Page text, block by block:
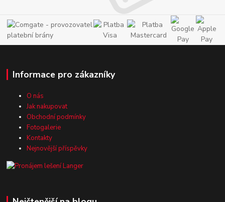
Informace pro zákazníky
O nás
Jak nakupovat
Obchodní podmínky
Fotogalerie
Kontakty
Nejnovější příspěvky